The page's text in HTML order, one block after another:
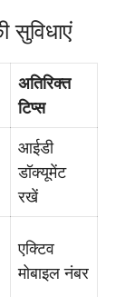
सुविधाएं
अतिरिक्त
टिप्स
आईडी
डॉक्यूमेंट
रखें
एक्टिव
मोबाइल नंबर